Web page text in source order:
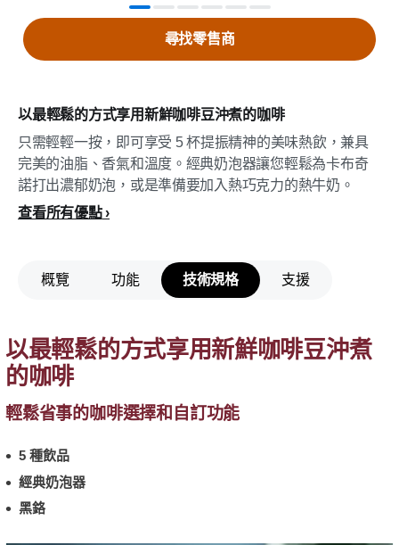
以最輕鬆的方式享用新鮮咖啡豆沖煮的咖啡
只需輕輕一按，即可享受 5 杯提振精神的美味熱飲，兼具
完美的油脂、香氣和溫度。經典奶泡器讓您輕鬆為卡布奇
諾打出濃郁奶泡，或是準備要加入熱巧克力的熱牛奶。
查看所有優點
尋找零售商
概覽 功能 技術規格 支援
以最輕鬆的方式享用新鮮咖啡豆沖煮
的咖啡
輕鬆省事的咖啡選擇和自訂功能
5 種飲品
經典奶泡器
黑鉻